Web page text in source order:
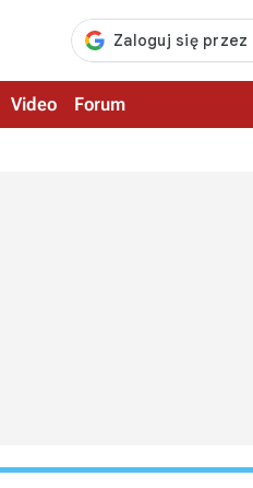
Video Forum